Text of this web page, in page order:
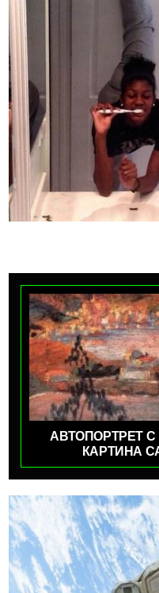
АВТОПОРТРЕТ
КАРТИНА